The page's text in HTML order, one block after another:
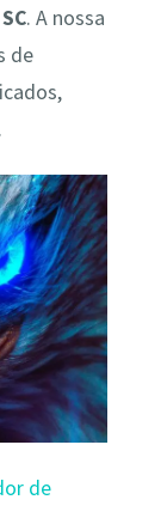
. A nossa
de
de